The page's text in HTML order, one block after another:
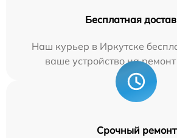
Бесплатная
Наш курьер в Иркутске
ваше устройство на
Срочный ремонт